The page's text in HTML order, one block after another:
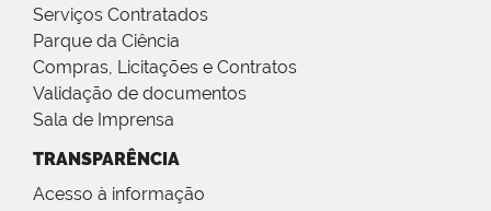
Serviços Contratados
Parque da Ciência
Compras, Licitações e Contratos
Validação de documentos
Sala de Imprensa
TRANSPARÊNCIA
Acesso à informação